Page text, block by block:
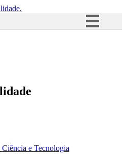
Acesso à informação
e Tecnologia